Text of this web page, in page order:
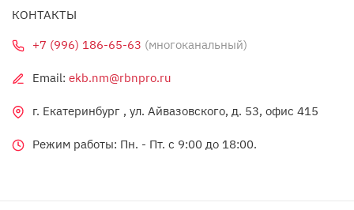
КОНТАКТЫ
+7 (996) 186-65-63 (многоканальный)
Email: ekb.nm@rbnpro.ru
г. Екатеринбург , ул. Айвазовского, д. 53, офис 415
Режим работы: Пн. - Пт. c 9:00 до 18:00.